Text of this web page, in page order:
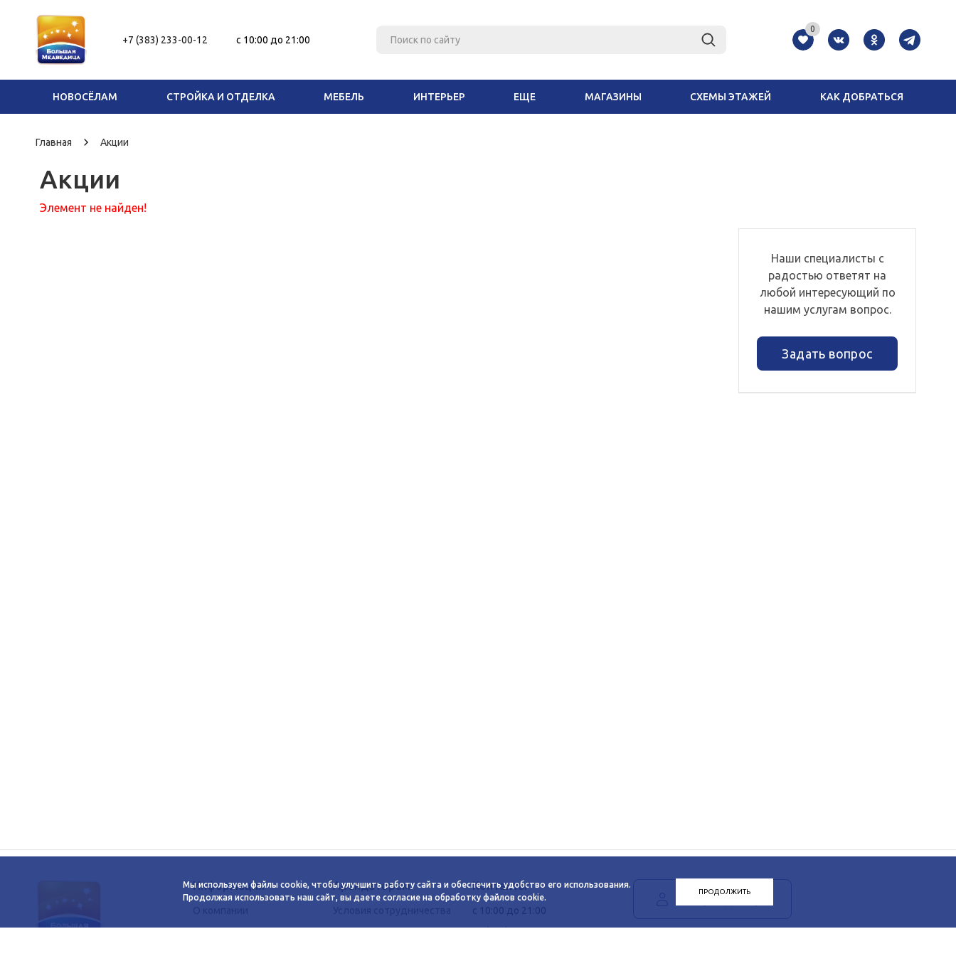
+7 (383) 233-00-12 c 10:00 до 21:00
0
НОВОСЁЛАМ СТРОЙКА И ОТДЕЛКА МЕБЕЛЬ ИНТЕРЬЕР ЕЩЕ МАГАЗИНЫ СХЕМЫ ЭТАЖЕЙ КАК ДОБРАТЬСЯ
Главная Акции
Акции
Элемент не найден!
Задать вопрос
Наши специалисты с
радостью ответят на
любой интересующий по
нашим услугам вопрос.
Информация
Новости
Арендаторам
Заявка на аренду
Контакты
c 10:00 до 21:00
+7 (383) 233-00-12
ЛК арендатора
Мы используем файлы cookie, чтобы улучшить работу сайта и обеспечить удобство его использования.
Продолжая использовать наш сайт, вы даете согласие на обработку файлов cookie.
ПРОДОЛЖИТЬ